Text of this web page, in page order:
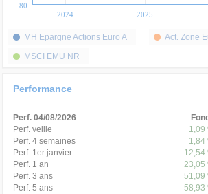
2024 2025
80
MH Epargne Actions Euro A
Act. Zone
MSCI EMU NR
Performance
Perf. 04/08/2026
Perf. veille
1,09
Perf. 4 semaines
1,84
Perf. 1er janvier
12,54
Perf. 1 an
23,05
Perf. 3 ans
51,09
Perf. 5 ans
58,93